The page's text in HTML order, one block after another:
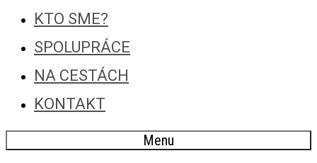
KTO SME?
SPOLUPRÁCE
NA CESTÁCH
KONTAKT
Menu